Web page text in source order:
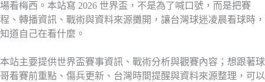
場看梅西。本站寫 2026 世界盃，不是為了喊口號，而是把賽
程、轉播資訊、戰術與資料來源攤開，讓台灣球迷凌晨看球時，
知道自己在看什麼。
本站主要提供世界盃賽事資訊、戰術分析與觀賽內容；想跟著球
哥看賽前重點、傷兵更新、台灣時間提醒與資料來源整理，可以